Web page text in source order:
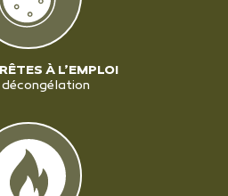
À L’EMPLOI
décongélation